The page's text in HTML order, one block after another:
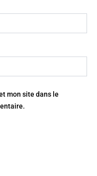
mon site dans le